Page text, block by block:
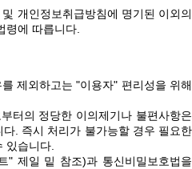
개인정보취급방침에 명기된 이외의
령에 따릅니다.
제외하고는 "이용자" 편리성을 위해
터의 정당한 이의제기나 불편사항은
. 즉시 처리가 불가능할 경우 필요한
있습니다.
제일 밑 참조)과 통신비밀보호법을